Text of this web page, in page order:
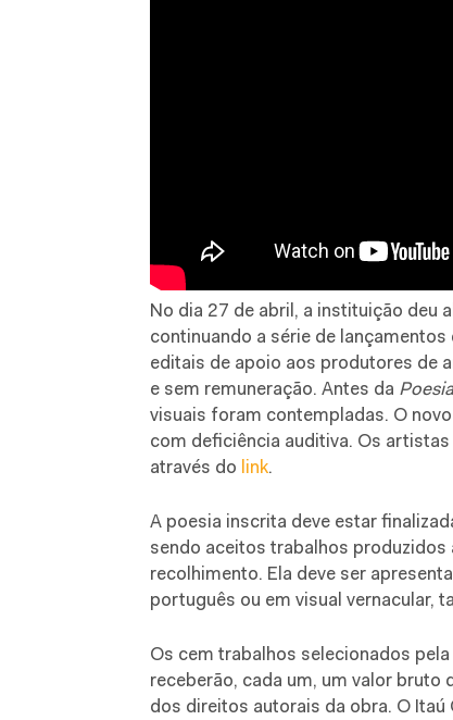
No dia 27 de abril, a instituição deu
continuando a série de lançamentos
editais de apoio aos produtores de
e sem remuneração. Antes da
visuais foram contempladas. O
com deficiência auditiva. Os
através do link.
A poesia inscrita deve estar
sendo aceitos trabalhos produzidos
recolhimento. Ela deve ser
português ou em visual vernacular,
Os cem trabalhos selecionados
receberão, cada um, um valor bruto
dos direitos autorais da obra. O